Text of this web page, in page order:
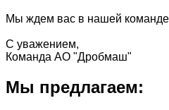
Мы ждем вас в нашей
С уважением,
Команда АО "Дробмаш"
Мы предлагаем: